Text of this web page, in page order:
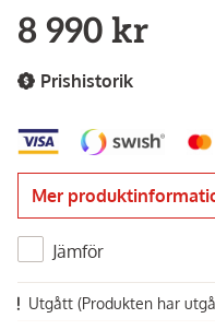
8 990 kr
Prishistorik
Mer
Jämför
Utgått (Produkten har